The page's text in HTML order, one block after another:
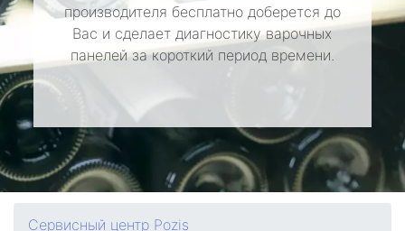
производителя бесплатно доберется до
Вас и сделает диагностику варочных
панелей за короткий период времени.
Сервисный центр Pozis